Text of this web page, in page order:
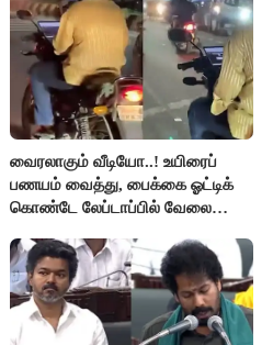
வைரலாகும் வீடியோ..! உயிரைப்
பணயம் வைத்து, பைக்கை ஓட்டிக்
கொண்டே லேப்டாப்பில் வேலை